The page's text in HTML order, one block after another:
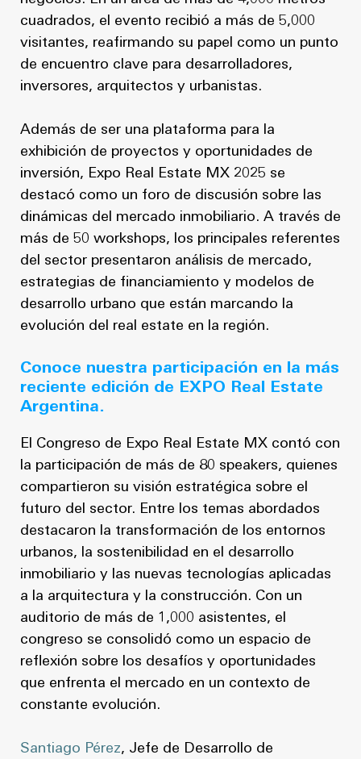
cuadrados, el evento recibió a más de 5,000
visitantes, reafirmando su papel como un punto
de encuentro clave para desarrolladores,
inversores, arquitectos y urbanistas.
Además de ser una plataforma para la
exhibición de proyectos y oportunidades de
inversión, Expo Real Estate MX 2025 se
destacó como un foro de discusión sobre las
dinámicas del mercado inmobiliario. A través de
más de 50 workshops, los principales referentes
del sector presentaron análisis de mercado,
estrategias de financiamiento y modelos de
desarrollo urbano que están marcando la
evolución del real estate en la región.
Conoce nuestra participación en la más
reciente edición de EXPO Real Estate
Argentina.
El Congreso de Expo Real Estate MX contó con
la participación de más de 80 speakers, quienes
compartieron su visión estratégica sobre el
futuro del sector. Entre los temas abordados
destacaron la transformación de los entornos
urbanos, la sostenibilidad en el desarrollo
inmobiliario y las nuevas tecnologías aplicadas
a la arquitectura y la construcción. Con un
auditorio de más de 1,000 asistentes, el
congreso se consolidó como un espacio de
reflexión sobre los desafíos y oportunidades
que enfrenta el mercado en un contexto de
constante evolución.
Santiago Pérez, Jefe de Desarrollo de